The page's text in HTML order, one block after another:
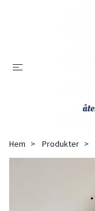
Hem Produkter